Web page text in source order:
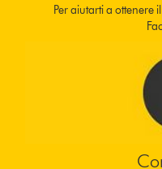
Per aiutarti a ottenere